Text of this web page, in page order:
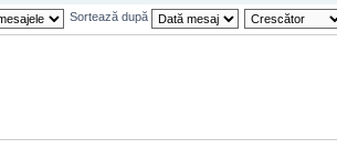
Sortează după